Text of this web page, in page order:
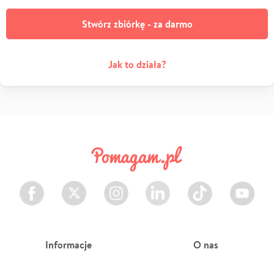
Stwórz zbiórkę - za darmo
Jak to działa?
Facebook Twitter Instagram LinkedIn TikTok Youtube
Informacje O nas